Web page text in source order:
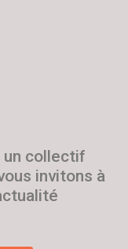
un collectif
invitons à